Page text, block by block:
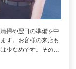
掃や翌日の準備を中
す。お客様の来店も
少なめです。その…